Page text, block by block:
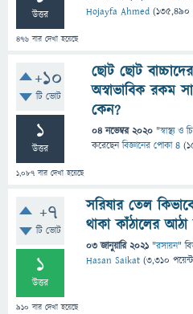
উত্তর
476 বার দেখা হয়েছে
Hojayfa Ahmed (135,490
+10
টি ভোট
1
উত্তর
1,087 বার দেখা হয়েছে
ছোট ছোট
অস্বাভাবিক রকম
কেন?
04 নভেম্বর 2020 "স্বাস্থ্য ও
করেছেনবিজ্ঞানের পোকা ৪ (
+7
টি ভোট
1
উত্তর
910 বার দেখা হয়েছে
সরিষার তেল
থাকা কাঁঠালের
03 জানুয়ারি 2021 "রসায়ন"
Hasan Saikat (3,310